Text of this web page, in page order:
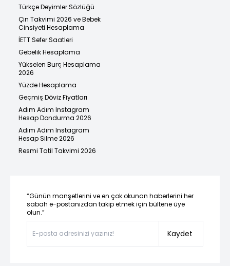
Türkçe Deyimler Sözlüğü
Çin Takvimi 2026 ve Bebek
Cinsiyeti Hesaplama
İETT Sefer Saatleri
Gebelik Hesaplama
Yükselen Burç Hesaplama
2026
Yüzde Hesaplama
Geçmiş Döviz Fiyatları
Adım Adım Instagram
Hesap Dondurma 2026
Adım Adım Instagram
Hesap Silme 2026
Resmi Tatil Takvimi 2026
“Günün manşetlerini ve en çok okunan haberlerini her
sabah e-postanızdan takip etmek için bültene üye
olun.”
Kaydet